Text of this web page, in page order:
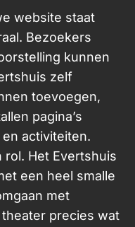
website staat
Bezoekers
kunnen
zelf
toevoegen,
pagina’s
activiteiten.
rol. Het Evertshuis
een heel smalle
met
precies wat